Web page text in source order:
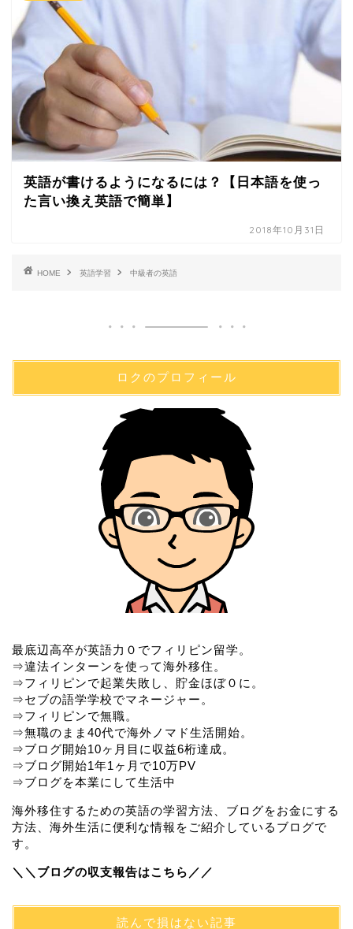
英語が書けるようになるには？【日本語を使っ
た言い換え英語で簡単】
2018年10月31日
HOME 英語学習 中級者の英語
ロクのプロフィール
最底辺高卒が英語力０でフィリピン留学。
⇒違法インターンを使って海外移住。
⇒フィリピンで起業失敗し、貯金ほぼ０に。
⇒セブの語学学校でマネージャー。
⇒フィリピンで無職。
⇒無職のまま40代で海外ノマド生活開始。
⇒ブログ開始10ヶ月目に収益6桁達成。
⇒ブログ開始1年1ヶ月で10万PV
⇒ブログを本業にして生活中
海外移住するための英語の学習方法、ブログをお金にする
方法、海外生活に便利な情報をご紹介しているブログで
す。
＼＼ブログの収支報告はこちら／／
読んで損はない記事